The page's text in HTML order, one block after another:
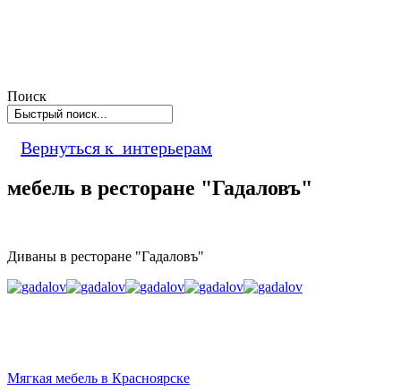
Поиск
Вернуться к интерьерам
мебель в ресторане "Гадаловъ"
Диваны в ресторане "Гадаловъ"
Мягкая мебель в Красноярске